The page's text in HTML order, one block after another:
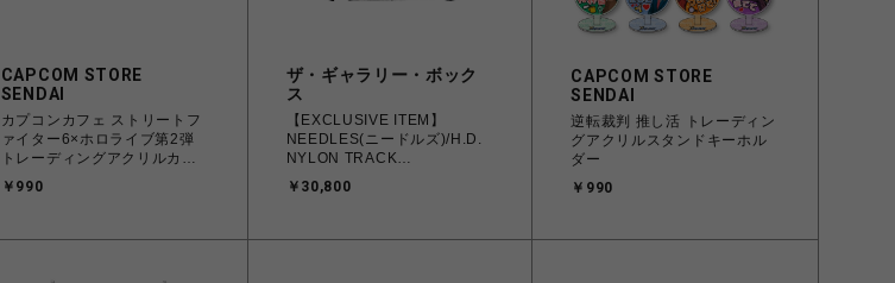
CAPCOM STORE
SENDAI
カプコンカフェ ストリートフ
ァイター6×ホロライブ第2弾
トレーディングアクリルカラ
￥990
ザ・ギャラリー・ボック
ス
【EXCLUSIVE ITEM】
NEEDLES(ニードルズ)/H.D.
NYLON TRACK
￥30,800
CAPCOM STORE
SENDAI
逆転裁判 推し活 トレーディン
グアクリルスタンドキーホル
ダー
￥990